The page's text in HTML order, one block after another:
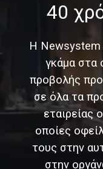
40
Η Newsystem
γκάμα στα
προβολής
σε όλα τα
εταιρείας
οποίες
τους στην
στην